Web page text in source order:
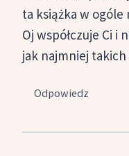
ta książka w
Oj współczuje Ci i
jak najmniej
Odpowiedz